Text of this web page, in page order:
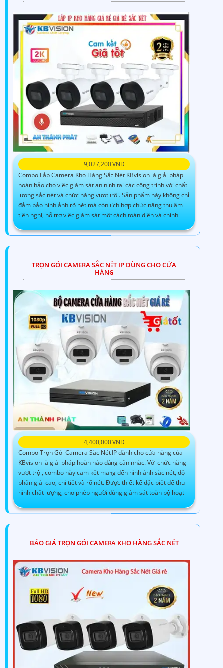
9,027,200 VNĐ
Combo Lắp Camera Kho Hàng Sắc Nét KBvision là giải pháp
hoàn hảo cho việc giám sát an ninh tại các công trình với chất
lượng sắc nét và chức năng vượt trội. Sản phẩm này không chỉ
đảm bảo hình ảnh rõ nét mà còn tích hợp chức năng thu âm
tiên nghi, hỗ trợ việc giám sát một cách toàn diện và chính
TRỌN GÓI CAMERA SẮC NÉT IP DÙNG CHO CỬA
HÀNG
4,400,000 VNĐ
Combo Trọn Gói Camera Sắc Nét IP dành cho cửa hàng của
KBvision là giải pháp hoàn hảo đáng cân nhắc. Với chức năng
vượt trội, combo này cam kết mang đến hình ảnh sắc nét, độ
phân giải cao, chi tiết và rõ nét. Được thiết kế đặc biệt để thu
hình chất lượng, cho phép người dùng giám sát toàn bộ hoạt
BÁO GIÁ TRỌN GÓI CAMERA KHO HÀNG SẮC NÉT